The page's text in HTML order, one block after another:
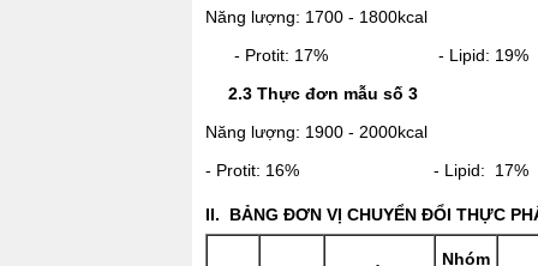
Năng lượng: 1700 - 1800kcal
- Protit: 17% - Lipid:
2.3 Thực đơn mẫu số 3
Năng lượng: 1900 - 2000kcal
- Protit: 16% - Lipid:
II. BẢNG ĐƠN VỊ CHUYỂN ĐỔI THỰC
Nhóm